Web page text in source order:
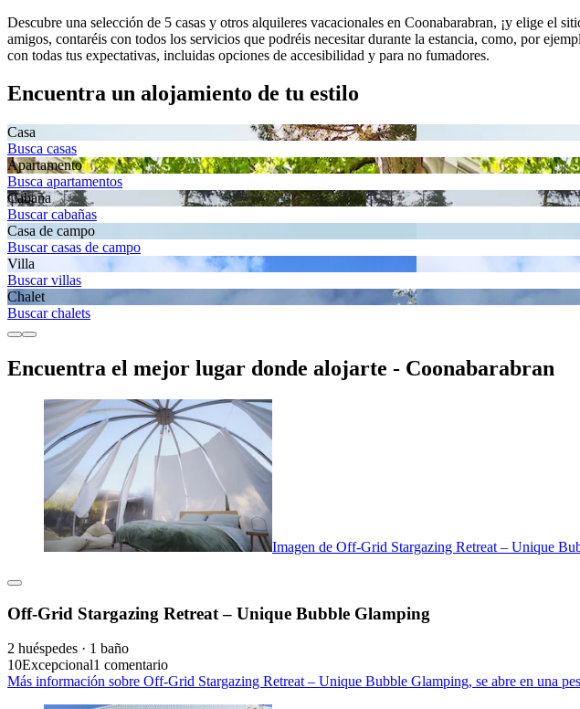
Descubre una selección de 5 casas y otros alquileres vacacionales en Coonabarabran, ¡y elige el
amigos, contaréis con todos los servicios que podréis necesitar durante la estancia, como, por
con todas tus expectativas, incluidas opciones de accesibilidad y para no fumadores.
Encuentra un alojamiento de tu estilo
Casa
Busca casas
Apartamento
Busca apartamentos
Cabaña
Buscar cabañas
Casa de campo
Buscar casas de campo
Villa
Buscar villas
Chalet
Buscar chalets
Encuentra el mejor lugar donde alojarte - Coonabarabran
Imagen de Off-Grid Stargazing Retreat – Unique
Off-Grid Stargazing Retreat – Unique Bubble Glamping
2 huéspedes · 1 baño
10Excepcional1 comentario
Más información sobre Off-Grid Stargazing Retreat – Unique Bubble Glamping, se abre en una